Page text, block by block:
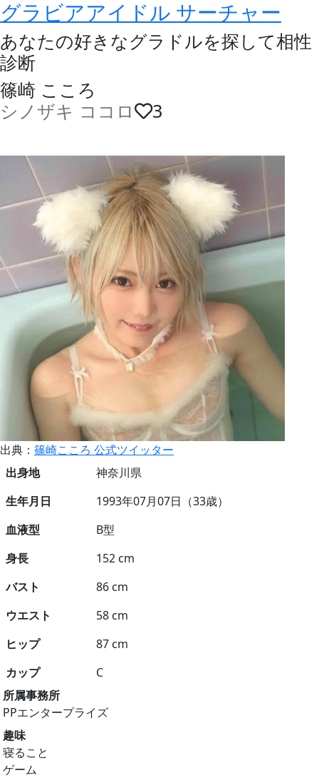
グラビアアイドル サーチャー
あなたの好きなグラドルを探して相性
診断
篠崎 こころ
シノザキ ココロ
3
出典： 篠崎こころ 公式ツイッター
出身地
神奈川県
生年月日
1993年07月07日（33歳）
血液型
B型
身長
152 cm
バスト
86 cm
ウエスト
58 cm
ヒップ
87 cm
カップ
C
所属事務所
PPエンタープライズ
趣味
寝ること
ゲーム